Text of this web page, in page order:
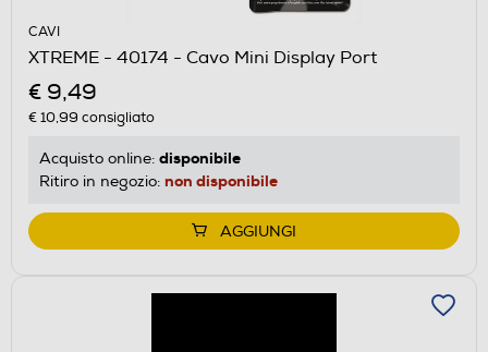
CAVI
XTREME - 40174 - Cavo Mini Display Port
€ 9,49
€ 10,99 consigliato
Acquisto online: disponibile
Ritiro in negozio: non disponibile
AGGIUNGI